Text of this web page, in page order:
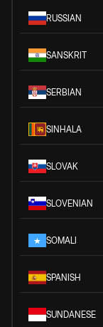
RUSSIAN
SANSKRIT
SERBIAN
SINHALA
SLOVAK
SLOVENIAN
SOMALI
SPANISH
SUNDANESE